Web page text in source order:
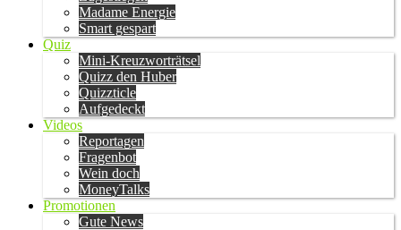
Madame Energie
Smart gespart
Quiz
Mini-Kreuzworträtsel
Quizz den Huber
Quizzticle
Aufgedeckt
Videos
Reportagen
Fragenbot
Wein doch
MoneyTalks
Promotionen
Gute News